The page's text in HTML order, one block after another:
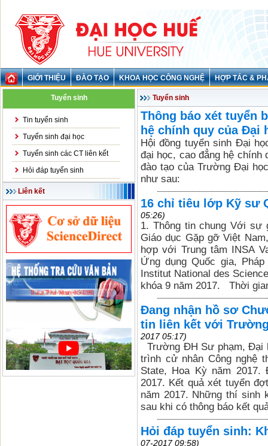
GIỚI THIỆU ĐÀO TẠO KHOA HỌC CÔNG NGHỆ HỢP TÁC &
Tuyển sinh
Tin tuyển sinh
Tuyển sinh đại học
Tuyển sinh các CT liên kết
Hỏi đáp tuyển sinh
Liên kết
Tuyển sinh
Thông báo xét tuyển
hệ chính quy của Đại
Hội đồng tuyển sinh Đại
đại học, cao đẳng hệ chính
đào tạo của Trường Đại
như sau:
16 chỉ tiêu lớp Kỹ sư
05:26)
1. Thông tin chung Với sự
Giáo dục Gặp gỡ Việt
hợp với Trung tâm INSA
Ứng dụng Quốc gia, Pháp
Institut National des
khóa 9 năm 2017. Thời
Đang nhận hồ sơ
tin liên kết với
2017 05:17)
Trường ĐH Sư phạm, Đại
trình cử nhân Công nghệ
State, Hoa Kỳ năm
2017. Kết quả xét tuyển
năm 2017. Những thí sinh
sau khi có thông báo kết
Hỏi đáp tuyển sinh:
07-2017 09:58)